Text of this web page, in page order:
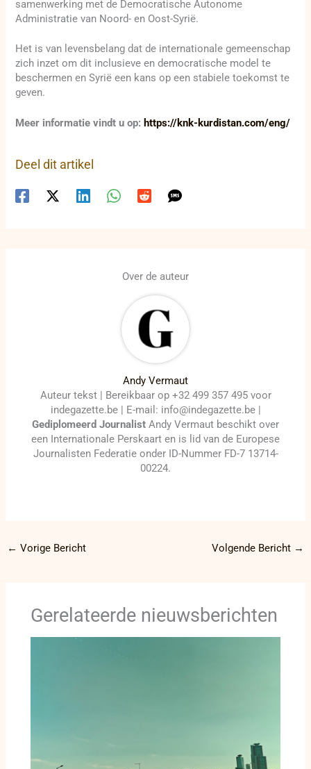
samenwerking met de Democratische Autonome
Administratie van Noord- en Oost-Syrië.
Het is van levensbelang dat de internationale gemeenschap
zich inzet om dit inclusieve en democratische model te
beschermen en Syrië een kans op een stabiele toekomst te
geven.
Meer informatie vindt u op: https://knk-kurdistan.com/eng/
Deel dit artikel
Over de auteur
Andy Vermaut
Auteur tekst | Bereikbaar op +32 499 357 495 voor
indegazette.be | E-mail: info@indegazette.be |
Gediplomeerd Journalist Andy Vermaut beschikt over
een Internationale Perskaart en is lid van de Europese
Journalisten Federatie onder ID-Nummer FD-7 13714-
00224.
← Vorige Bericht Volgende Bericht →
Gerelateerde nieuwsberichten